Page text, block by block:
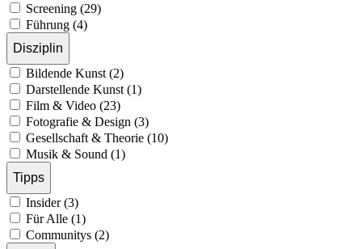
Screening (29)
Führung (4)
Disziplin
Bildende Kunst (2)
Darstellende Kunst (1)
Film & Video (23)
Fotografie & Design (3)
Gesellschaft & Theorie (10)
Musik & Sound (1)
Tipps
Insider (3)
Für Alle (1)
Communitys (2)